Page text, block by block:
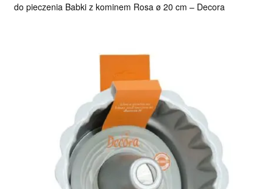
Niejadalne
Wyprzedaż
do pieczenia Babki z kominem Rosa ø 20 cm – Decora